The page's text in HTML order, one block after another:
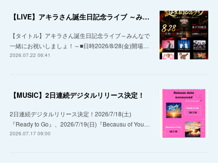
【LIVE】アキラさん誕生日記念ライブ ～みんなで一緒にお祝いしましょ！～
【タイトル】アキラさん誕生日記念ライブ～みんなで
一緒にお祝いしましょ！～■日時2026/8/28(金)開場…
2026.07.22 06:41
【MUSIC】2日連続デジタルリリース決定！
2日連続デジタルリリース決定！2026/7/18(土)
『Ready to Go』、2026/7/19(日)『Becausu of You…
2026.07.17 09:00